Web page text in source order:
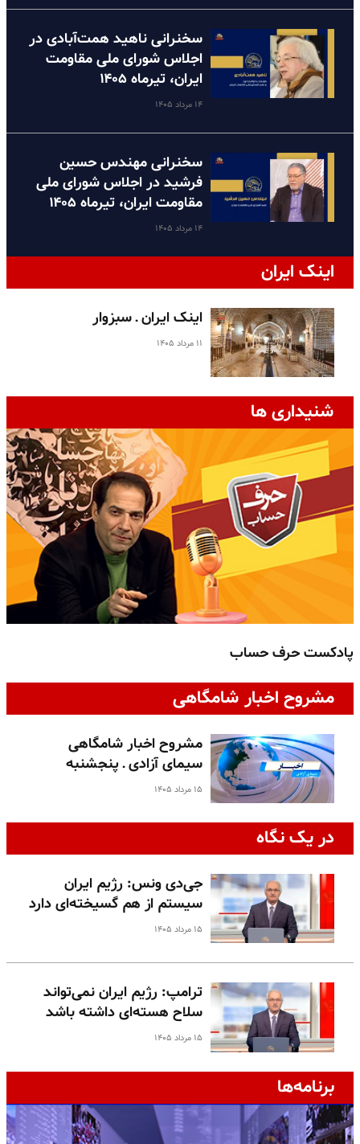
سخنرانی ناهید همت‌آبادی در
اجلاس شورای ملی مقاومت
ایران، تیرماه ۱۴۰۵
۱۴ مرداد ۱۴۰۵
سخنرانی مهندس حسین
فرشید در اجلاس شورای ملی
مقاومت ایران، تیرماه ۱۴۰۵
۱۴ مرداد ۱۴۰۵
اینک ایران
اینک ایران ـ سبزوار
۱۱ مرداد ۱۴۰۵
شنیداری ها
پادکست حرف حساب
مشروح اخبار شامگاهی
مشروح اخبار شامگاهی
سیمای آزادی ـ پنجشنبه
۱۵ مرداد ۱۴۰۵
در یک نگاه
جی‌دی ونس: رژیم ایران
سیستم از هم گسیخته‌ای دارد
۱۵ مرداد ۱۴۰۵
ترامپ: رژیم ایران نمی‌تواند
سلاح هسته‌ای داشته باشد
۱۵ مرداد ۱۴۰۵
برنامه‌ها